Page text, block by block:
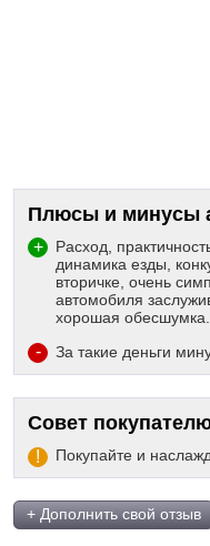
Плюсы и минусы
Расход,
динамика езды,
вторичке, очень
автомобиля
хорошая обесшумка.
За такие деньги
Совет
Покупайте и
+ Дополнить свой отзыв